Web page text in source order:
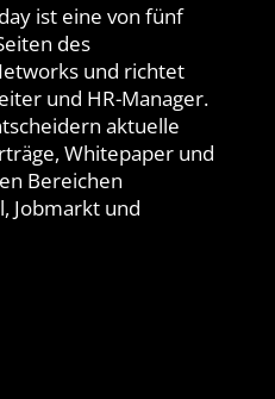
ist eine von fünf
des
und richtet
und HR-Manager.
aktuelle
Whitepaper und
Bereichen
Jobmarkt und